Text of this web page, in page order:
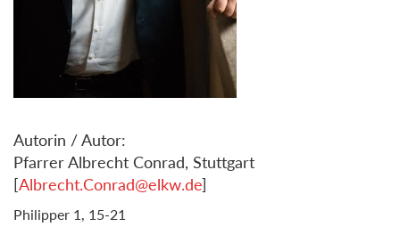
Autorin / Autor:
Pfarrer Albrecht Conrad, Stuttgart
[Albrecht.Conrad@elkw.de]
Philipper 1, 15-21